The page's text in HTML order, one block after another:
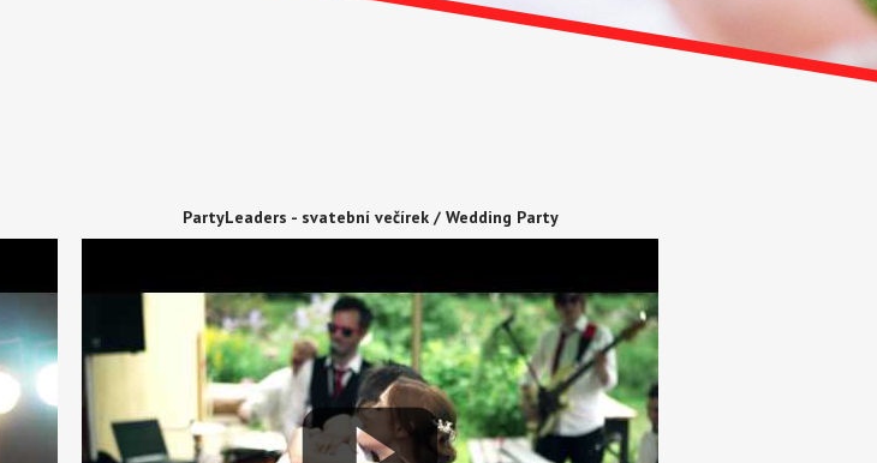
PartyLeaders - svatební večírek / Wedding Party